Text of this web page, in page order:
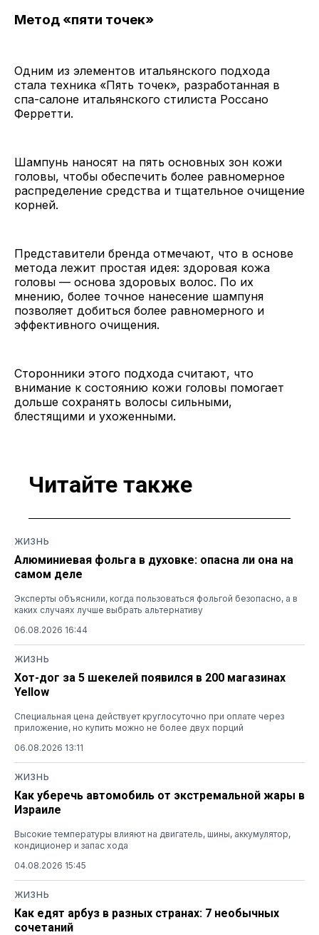
Метод «пяти точек»
Одним из элементов итальянского подхода
стала техника «Пять точек», разработанная в
спа-салоне итальянского стилиста Россано
Ферретти.
Шампунь наносят на пять основных зон кожи
головы, чтобы обеспечить более равномерное
распределение средства и тщательное очищение
корней.
Представители бренда отмечают, что в основе
метода лежит простая идея: здоровая кожа
головы — основа здоровых волос. По их
мнению, более точное нанесение шампуня
позволяет добиться более равномерного и
эффективного очищения.
Сторонники этого подхода считают, что
внимание к состоянию кожи головы помогает
дольше сохранять волосы сильными,
блестящими и ухоженными.
Читайте также
ЖИЗНЬ
Алюминиевая фольга в духовке: опасна ли она на
самом деле
Эксперты объяснили, когда пользоваться фольгой безопасно, а в
каких случаях лучше выбрать альтернативу
06.08.2026 16:44
ЖИЗНЬ
Хот-дог за 5 шекелей появился в 200 магазинах
Yellow
Специальная цена действует круглосуточно при оплате через
приложение, но купить можно не более двух порций
06.08.2026 13:11
ЖИЗНЬ
Как уберечь автомобиль от экстремальной жары в
Израиле
Высокие температуры влияют на двигатель, шины, аккумулятор,
кондиционер и запас хода
04.08.2026 15:45
ЖИЗНЬ
Как едят арбуз в разных странах: 7 необычных
сочетаний